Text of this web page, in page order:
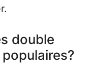
double